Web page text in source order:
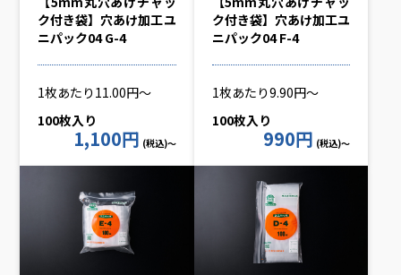
ク付き袋】穴あけ加工ユ
ニパック04 G-4
1枚あたり11.00円～
100枚入り
1,100円 (税込)～
ク付き袋】穴あけ加工ユ
ニパック04 F-4
1枚あたり9.90円～
100枚入り
990円 (税込)～